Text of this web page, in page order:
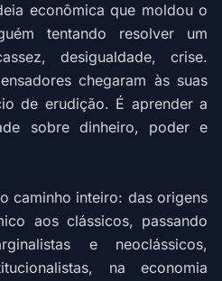
econômica que moldou o
tentando resolver um
desigualdade, crise.
chegaram às suas
de erudição. É aprender a
sobre dinheiro, poder e
caminho inteiro: das origens
aos clássicos, passando
e neoclássicos,
na economia